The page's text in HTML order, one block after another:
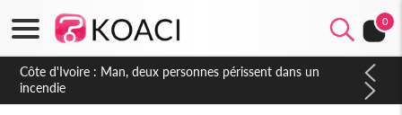
0
Côte d'Ivoire : Séileu, la célébration de la fête nationale
transformée en vaste campagne contre les produits
dépigmentants dangereux